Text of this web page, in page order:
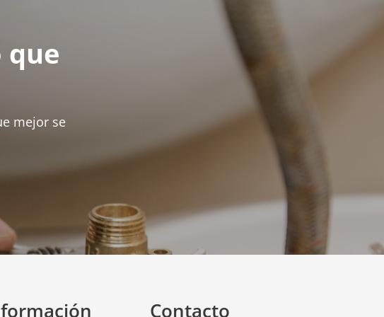
que
mejor se
Contacto